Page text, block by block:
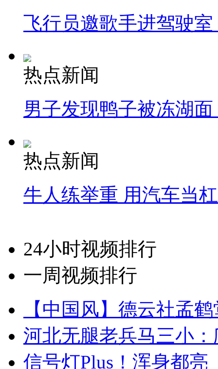
飞行员邀歌手进驾驶
热点新闻
男子发现鸭子被冻湖
热点新闻
牛人练举重 用汽车当
24小时视频排行
一周视频排行
【中国风】德云社孟
河北无腿老兵马三小
信号灯Plus！浑身都亮